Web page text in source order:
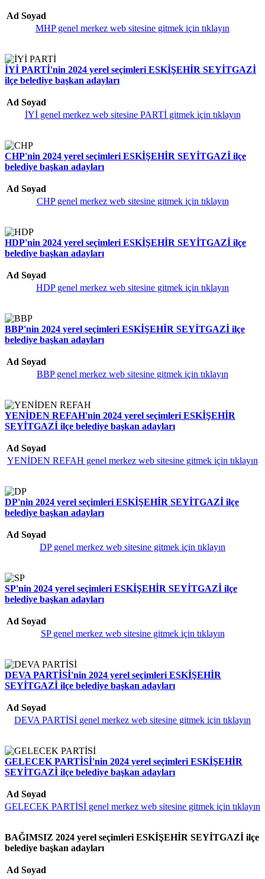
Ad Soyad
MHP genel merkez web sitesine gitmek için tıklayın
İYİ PARTİ'nin 2024 yerel seçimleri ESKİŞEHİR SEYİTGAZİ
ilçe belediye başkan adayları
Ad Soyad
İYİ genel merkez web sitesine PARTİ gitmek için tıklayın
CHP'nin 2024 yerel seçimleri ESKİŞEHİR SEYİTGAZİ ilçe
belediye başkan adayları
Ad Soyad
CHP genel merkez web sitesine gitmek için tıklayın
HDP'nin 2024 yerel seçimleri ESKİŞEHİR SEYİTGAZİ ilçe
belediye başkan adayları
Ad Soyad
HDP genel merkez web sitesine gitmek için tıklayın
BBP'nin 2024 yerel seçimleri ESKİŞEHİR SEYİTGAZİ ilçe
belediye başkan adayları
Ad Soyad
BBP genel merkez web sitesine gitmek için tıklayın
YENİDEN REFAH'nin 2024 yerel seçimleri ESKİŞEHİR
SEYİTGAZİ ilçe belediye başkan adayları
Ad Soyad
YENİDEN REFAH genel merkez web sitesine gitmek için tıklayın
DP'nin 2024 yerel seçimleri ESKİŞEHİR SEYİTGAZİ ilçe
belediye başkan adayları
Ad Soyad
DP genel merkez web sitesine gitmek için tıklayın
SP'nin 2024 yerel seçimleri ESKİŞEHİR SEYİTGAZİ ilçe
belediye başkan adayları
Ad Soyad
SP genel merkez web sitesine gitmek için tıklayın
DEVA PARTİSİ'nin 2024 yerel seçimleri ESKİŞEHİR
SEYİTGAZİ ilçe belediye başkan adayları
Ad Soyad
DEVA PARTİSİ genel merkez web sitesine gitmek için tıklayın
GELECEK PARTİSİ'nin 2024 yerel seçimleri ESKİŞEHİR
SEYİTGAZİ ilçe belediye başkan adayları
Ad Soyad
GELECEK PARTİSİ genel merkez web sitesine gitmek için tıklayın
BAĞIMSIZ 2024 yerel seçimleri ESKİŞEHİR SEYİTGAZİ ilçe
belediye başkan adayları
Ad Soyad